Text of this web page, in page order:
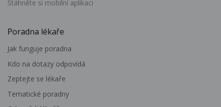
Stáhněte si mobilní aplikaci
Poradna lékaře
Jak funguje poradna
Kdo na dotazy odpovídá
Zeptejte se lékaře
Tematické poradny